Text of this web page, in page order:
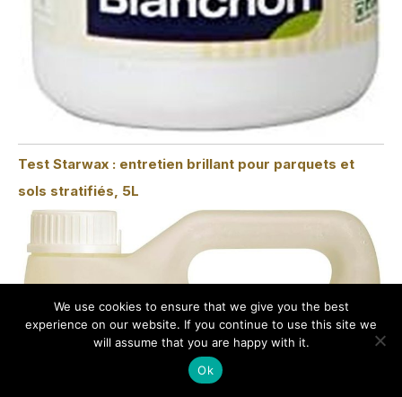
Test Starwax : entretien brillant pour parquets et
sols stratifiés, 5L
We use cookies to ensure that we give you the best
experience on our website. If you continue to use this site we
will assume that you are happy with it.
Ok